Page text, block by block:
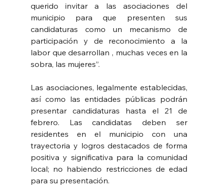
querido invitar a las asociaciones del
municipio para que presenten sus
candidaturas como un mecanismo de
participación y de reconocimiento a la
labor que desarrollan , muchas veces en la
sobra, las mujeres”.
Las asociaciones, legalmente establecidas,
así como las entidades públicas podrán
presentar candidaturas hasta el 21 de
febrero. Las candidatas deben ser
residentes en el municipio con una
trayectoria y logros destacados de forma
positiva y significativa para la comunidad
local; no habiendo restricciones de edad
para su presentación.